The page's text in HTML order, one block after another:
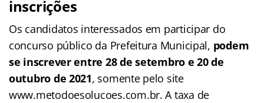
inscrições
Os candidatos interessados em participar do
concurso público da Prefeitura Municipal, podem
se inscrever entre 28 de setembro e 20 de
outubro de 2021, somente pelo site
www.metodoesolucoes.com.br. A taxa de